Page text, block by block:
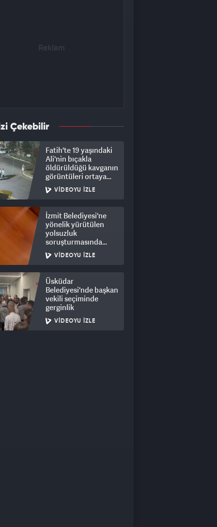
Çekebilir
Fatih'te 19 yaşındaki
Ali'nin bıçakla
öldürüldüğü kavganın
görüntüleri ortaya
çıktı: 8 gözaltı
VIDEOYU İZLE
İzmit Belediyesi'ne
yönelik yürütülen
yolsuzluk
soruşturmasında
rüşvet görüntüleri
ortaya çıktı
VIDEOYU İZLE
Üsküdar
Belediyesi'nde başkan
vekili seçiminde
gerginlik
VIDEOYU İZLE